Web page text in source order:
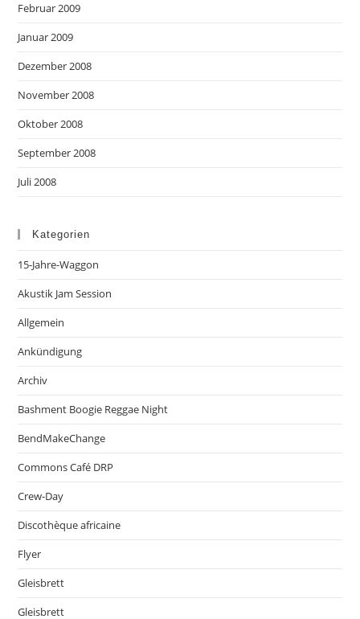
Februar 2009
Januar 2009
Dezember 2008
November 2008
Oktober 2008
September 2008
Juli 2008
Kategorien
15-Jahre-Waggon
Akustik Jam Session
Allgemein
Ankündigung
Archiv
Bashment Boogie Reggae Night
BendMakeChange
Commons Café DRP
Crew-Day
Discothèque africaine
Flyer
Gleisbrett
Gleisbrett